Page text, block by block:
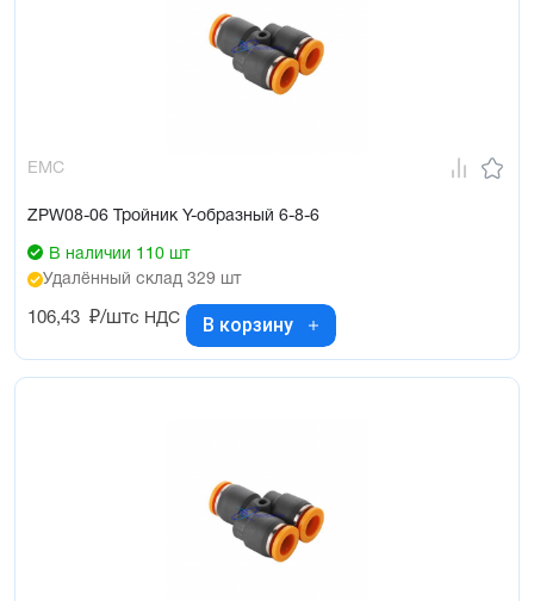
EMC
ZPW08-06 Тройник Y-образный 6-8-6
В наличии 110 шт
Удалённый склад 329 шт
106,43 ₽/штс НДС В корзину